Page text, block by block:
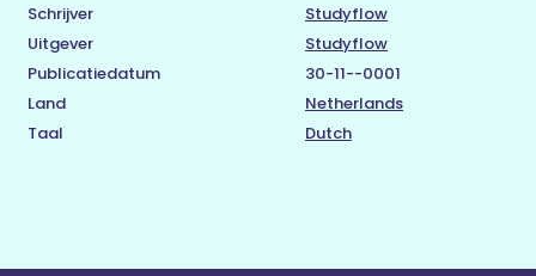
Schrijver
Studyflow
Uitgever
Studyflow
Publicatiedatum
30-11--0001
Land
Netherlands
Taal
Dutch